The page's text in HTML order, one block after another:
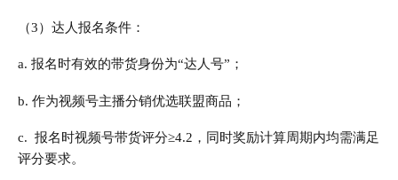
（3）达人报名条件：
a. 报名时有效的带货身份为“达人号”；
b. 作为视频号主播分销优选联盟商品；
c. 报名时视频号带货评分≥4.2，同时奖励计算周期内均需满足
评分要求。